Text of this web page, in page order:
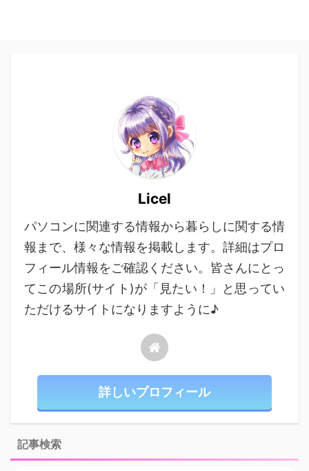
Licel
パソコンに関連する情報から暮らしに関する情
報まで、様々な情報を掲載します。詳細はプロ
フィール情報をご確認ください。皆さんにとっ
てこの場所(サイト)が「見たい！」と思ってい
ただけるサイトになりますように♪
詳しいプロフィール
記事検索